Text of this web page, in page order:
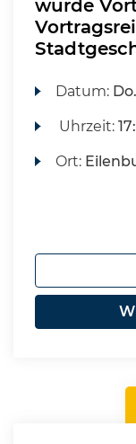
wurde
Datum: Do.
Uhrzeit:
Ort: